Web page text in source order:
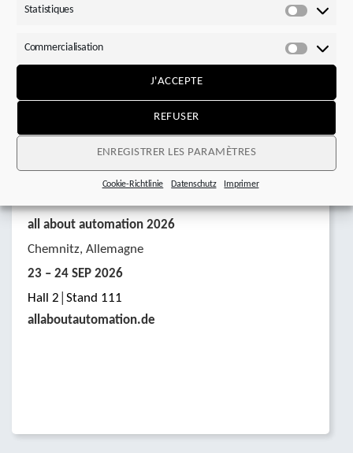
Statistiques
Commercialisation
J'ACCEPTE
REFUSER
ENREGISTRER LES PARAMÈTRES
Cookie-Richtlinie Datenschutz Imprimer
all about automation 2026
Chemnitz, Allemagne
23 – 24 SEP 2026
Hall 2│Stand 111
allaboutautomation.de